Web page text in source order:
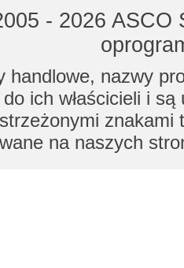
- 2026
handlowe, nazwy
ich właścicieli i
znakami
na naszych